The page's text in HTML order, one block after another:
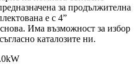
за продължителна
е с 4”
Има възможност за избор
каталозите ни.